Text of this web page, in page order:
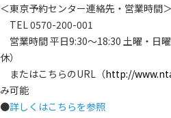
＜東京予約センター連絡先・営業時間＞
TEL 0570-200-001
営業時間 平日9:30～18:30 土曜・日
休）
またはこちらのURL（http://
み可能
●詳しくはこちらを参照